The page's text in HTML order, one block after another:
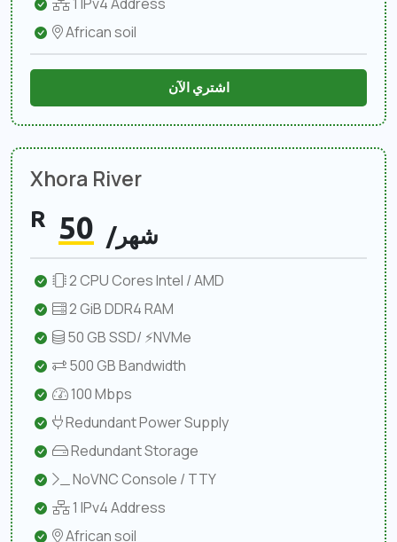
African soil
اشتري الآن
Xhora River
R 50 /شهر
2 CPU Cores Intel / AMD
2 GiB DDR4 RAM
50 GB SSD/ ⚡NVMe
500 GB Bandwidth
100 Mbps
Redundant Power Supply
Redundant Storage
NoVNC Console / TTY
1 IPv4 Address
African soil